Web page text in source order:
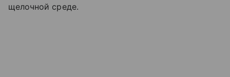
щелочной среде.